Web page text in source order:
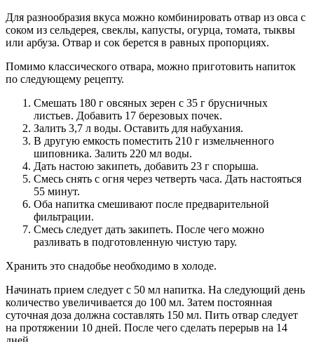
Для разнообразия вкуса можно комбинировать отвар из овса с
соком из сельдерея, свеклы, капусты, огурца, томата, тыквы
или арбуза. Отвар и сок берется в равных пропорциях.
Помимо классического отвара, можно приготовить напиток
по следующему рецепту.
Смешать 180 г овсяных зерен с 35 г брусничных
листьев. Добавить 17 березовых почек.
Залить 3,7 л воды. Оставить для набухания.
В другую емкость поместить 210 г измельченного
шиповника. Залить 220 мл воды.
Дать настою закипеть, добавить 23 г спорыша.
Смесь снять с огня через четверть часа. Дать настояться
55 минут.
Оба напитка смешивают после предварительной
фильтрации.
Смесь следует дать закипеть. После чего можно
разливать в подготовленную чистую тару.
Хранить это снадобье необходимо в холоде.
Начинать прием следует с 50 мл напитка. На следующий день
количество увеличивается до 100 мл. Затем постоянная
суточная доза должна составлять 150 мл. Пить отвар следует
на протяжении 10 дней. После чего сделать перерыв на 14